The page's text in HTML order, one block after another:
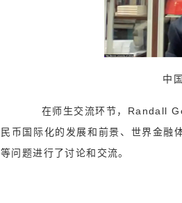
中
在师生交流环节，Randall
民币国际化的发展和前景、世界金融
等问题进行了讨论和交流。